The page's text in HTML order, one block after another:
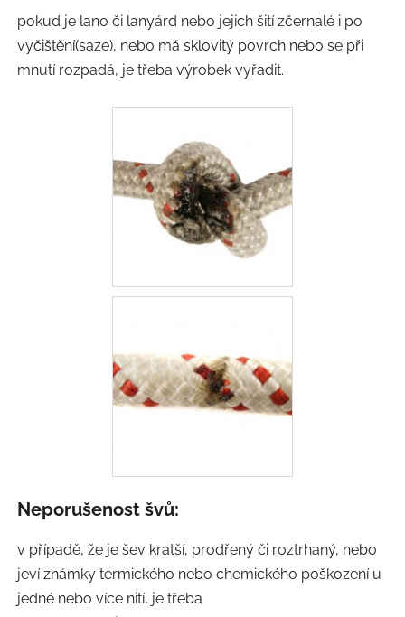
pokud je lano či lanyárd nebo jejich šití zčernalé i po
vyčištění(saze), nebo má sklovitý povrch nebo se při
mnutí rozpadá, je třeba výrobek vyřadit.
Neporušenost švů:
v případě, že je šev kratší, prodřený či roztrhaný, nebo
jeví známky termického nebo chemického poškození u
jedné nebo více nití, je třeba